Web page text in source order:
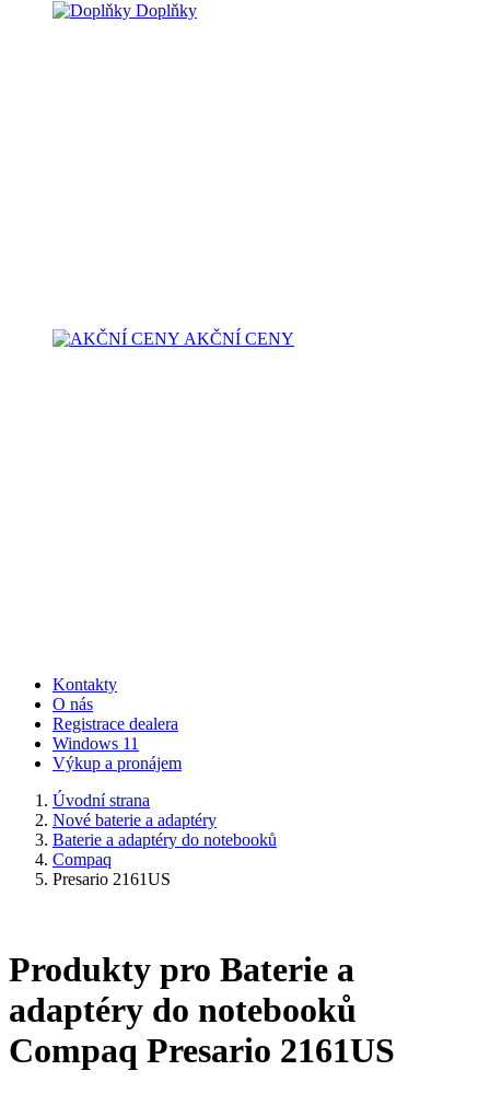
Doplňky
AKČNÍ CENY
Kontakty
O nás
Registrace dealera
Windows 11
Výkup a pronájem
Úvodní strana
Nové baterie a adaptéry
Baterie a adaptéry do notebooků
Compaq
Presario 2161US
Produkty pro Baterie a
adaptéry do notebooků
Compaq Presario 2161US